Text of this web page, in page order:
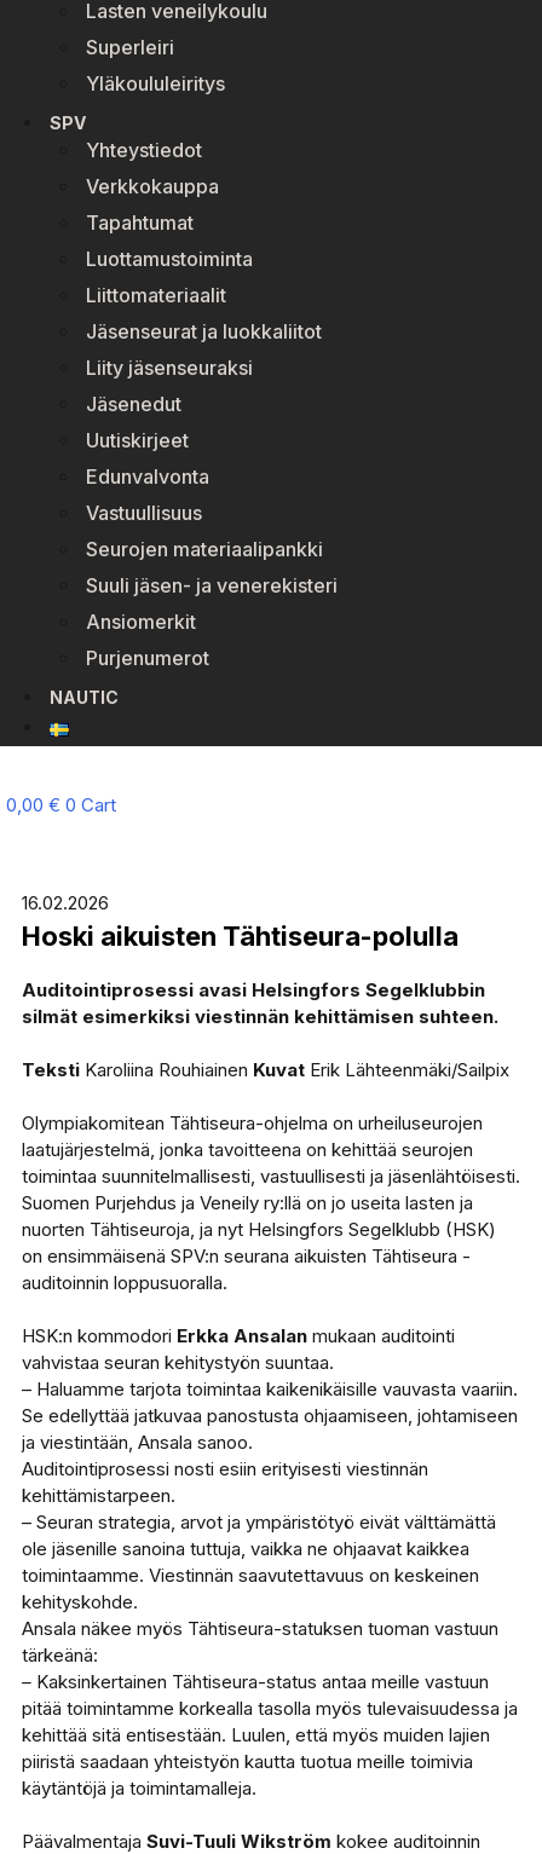
Lasten veneilykoulu
Superleiri
Yläkoululeiritys
SPV
Yhteystiedot
Verkkokauppa
Tapahtumat
Luottamustoiminta
Liittomateriaalit
Jäsenseurat ja luokkaliitot
Liity jäsenseuraksi
Jäsenedut
Uutiskirjeet
Edunvalvonta
Vastuullisuus
Seurojen materiaalipankki
Suuli jäsen- ja venerekisteri
Ansiomerkit
Purjenumerot
NAUTIC
0,00 € 0 Cart
16.02.2026
Hoski aikuisten Tähtiseura-polulla
Auditointiprosessi avasi Helsingfors Segelklubbin
silmät esimerkiksi viestinnän kehittämisen suhteen.
Teksti Karoliina Rouhiainen Kuvat Erik Lähteenmäki/Sailpix
Olympiakomitean Tähtiseura-ohjelma on urheiluseurojen
laatujärjestelmä, jonka tavoitteena on kehittää seurojen
toimintaa suunnitelmallisesti, vastuullisesti ja jäsenlähtöisesti.
Suomen Purjehdus ja Veneily ry:llä on jo useita lasten ja
nuorten Tähtiseuroja, ja nyt Helsingfors Segelklubb (HSK)
on ensimmäisenä SPV:n seurana aikuisten Tähtiseura -
auditoinnin loppusuoralla.
HSK:n kommodori Erkka Ansalanmukaan auditointi
vahvistaa seuran kehitystyön suuntaa.
– Haluamme tarjota toimintaa kaikenikäisille vauvasta vaariin.
Se edellyttää jatkuvaa panostusta ohjaamiseen, johtamiseen
ja viestintään, Ansala sanoo.
Auditointiprosessi nosti esiin erityisesti viestinnän
kehittämistarpeen.
– Seuran strategia, arvot ja ympäristötyö eivät välttämättä
ole jäsenille sanoina tuttuja, vaikka ne ohjaavat kaikkea
toimintaamme. Viestinnän saavutettavuus on keskeinen
kehityskohde.
Ansala näkee myös Tähtiseura-statuksen tuoman vastuun
tärkeänä:
– Kaksinkertainen Tähtiseura-status antaa meille vastuun
pitää toimintamme korkealla tasolla myös tulevaisuudessa ja
kehittää sitä entisestään. Luulen, että myös muiden lajien
piiristä saadaan yhteistyön kautta tuotua meille toimivia
käytäntöjä ja toimintamalleja.
Päävalmentaja Suvi-Tuuli Wikström kokee auditoinnin